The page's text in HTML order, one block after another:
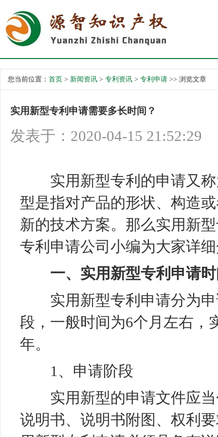
您当前位置： 首页 > 新闻资讯 > 专利资讯 > 专利申请 >> 浏览文章
实用新型专利申请需要多长时间？
发表于：2020-04-15 21:52:29
实用新型专利 的申请又
型是指对产品的形状、构造
新的技术方案。那么实用新
专利申请公司小编为大家详
一、实用新型专利申请
实用新型专利申请分为申
段，一般时间为6个月左右，
年。
1、申请阶段
实用新型的申请文件应当
说明书、说明书附图、权利